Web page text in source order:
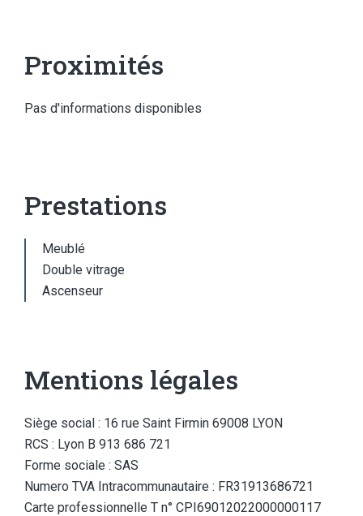
Proximités
Pas d'informations disponibles
Prestations
Meublé
Double vitrage
Ascenseur
Mentions légales
Siège social : 16 rue Saint Firmin 69008 LYON
RCS : Lyon B 913 686 721
Forme sociale : SAS
Numero TVA Intracommunautaire : FR31913686721
Carte professionnelle T n° CPI69012022000000117